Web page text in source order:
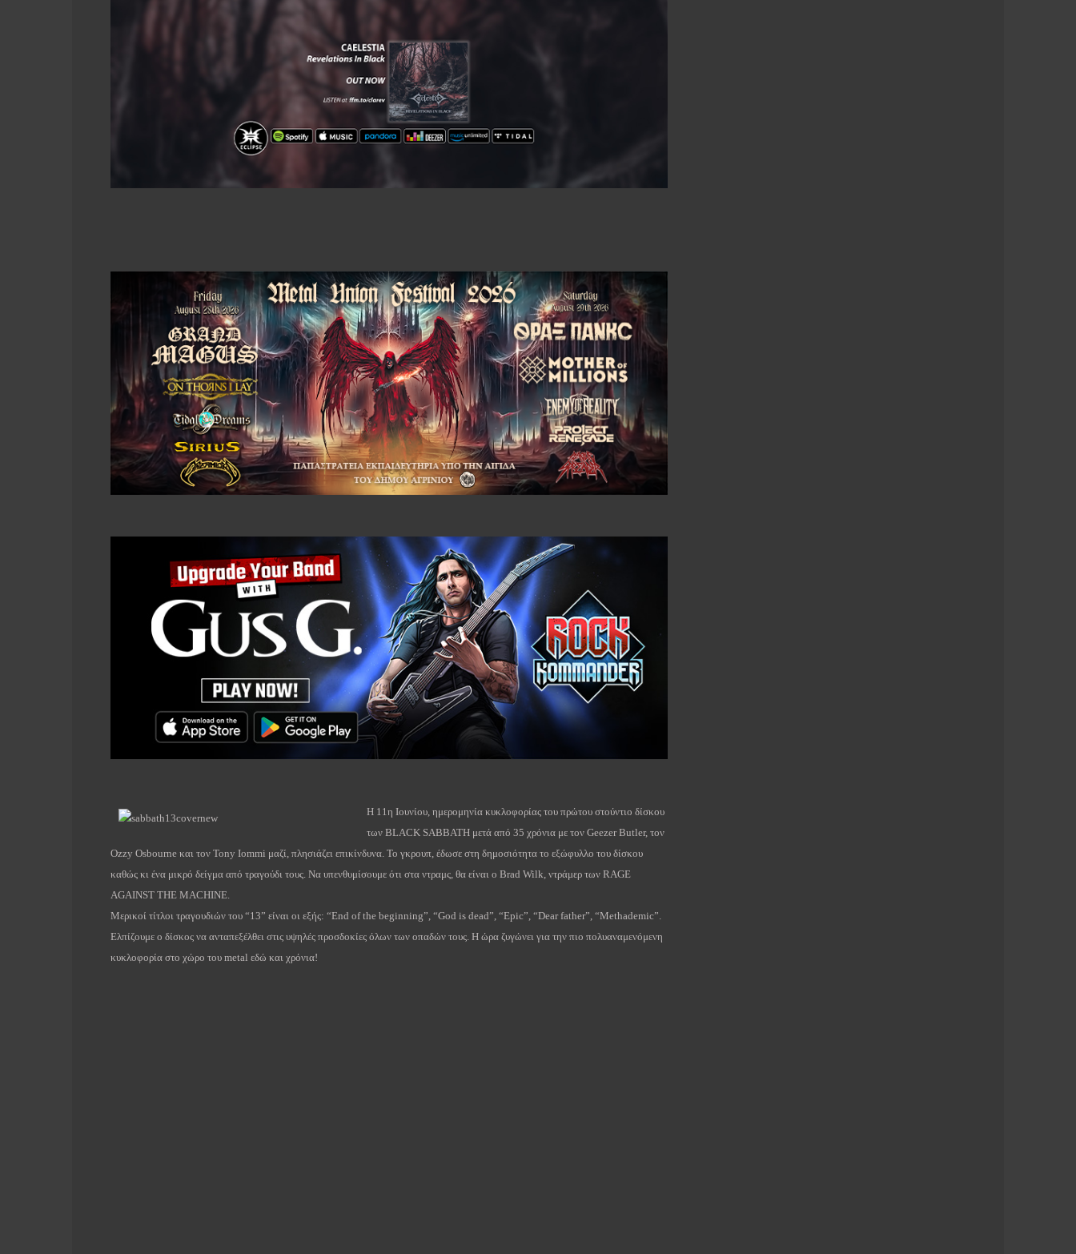
Η 11η Ιουνίου, ημερομηνία κυκλοφορίας του πρώτου στούντιο δίσκου
των BLACK SABBATH μετά από 35 χρόνια με τον Geezer Butler, τον
Ozzy Osbourne και τον Tony Iommi μαζί, πλησιάζει επικίνδυνα. Το γκρουπ, έδωσε στη δημοσιότητα το εξώφυλλο του δίσκου
καθώς κι ένα μικρό δείγμα από τραγούδι τους. Να υπενθυμίσουμε ότι στα ντραμς, θα είναι ο Brad Wilk, ντράμερ των RAGE
AGAINST THE MACHINE.
Μερικοί τίτλοι τραγουδιών του “13” είναι οι εξής: “End of the beginning”, “God is dead”, “Epic”, “Dear father”, “Methademic”.
Ελπίζουμε ο δίσκος να ανταπεξέλθει στις υψηλές προσδοκίες όλων των οπαδών τους. Η ώρα ζυγώνει για την πιο πολυαναμενόμενη
κυκλοφορία στο χώρο του metal εδώ και χρόνια!